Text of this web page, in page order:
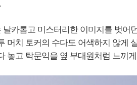
카롭고 미스터리한 이미지를 벗어
머치 토커의 수다도 어색하지 않게
놓고 탁문익을 옆 부대원처럼 느끼